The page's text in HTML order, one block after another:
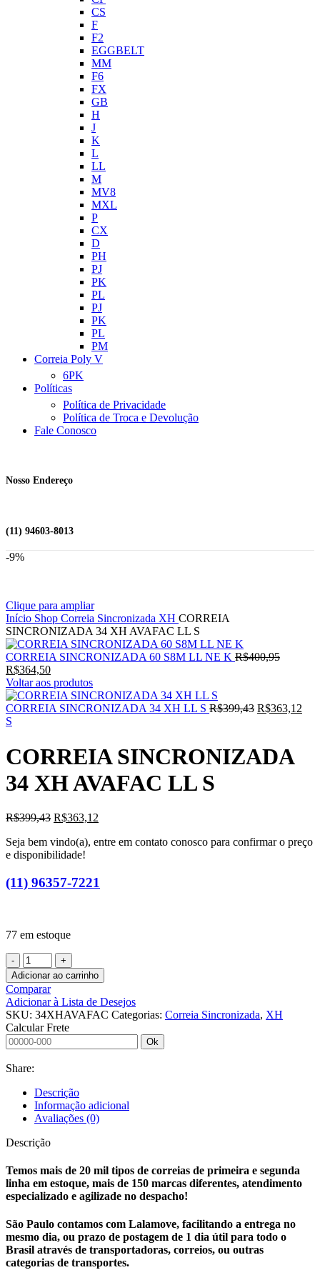
CS
F
F2
EGGBELT
MM
F6
FX
GB
H
J
K
L
LL
M
MV8
MXL
P
CX
D
PH
PJ
PK
PL
PJ
PK
PL
PM
Correia Poly V
6PK
Políticas
Política de Privacidade
Política de Troca e Devolução
Fale Conosco
Nosso Endereço
(11) 94603-8013
-9%
Clique para ampliar
Início Shop Correia Sincronizada XH CORREIA
SINCRONIZADA 34 XH AVAFAC LL S
CORREIA SINCRONIZADA 60 S8M LL NE K R$400,95O
R$364,50O
preço
atual
é:
Voltar aos produtos
CORREIA SINCRONIZADA 34 XH LL S R$399,43 O
era:
R$399,43.
R$363,12
S
CORREIA SINCRONIZADA
34 XH AVAFAC LL S
R$399,43 O
original
era:
R$363,12
atual
Seja bem vindo(a), entre em contato conosco para confirmar o preço
e disponibilidade!
(11) 96357-7221
77 em estoque
CORREIA
SINCRONIZADA
34
XH
AVAFAC
LL
S
quantidade
Adicionar ao carrinho
Comparar
Adicionar à Lista de Desejos
SKU: 34XHAVAFAC Categorias: Correia Sincronizada, XH
Calcular Frete
Ok
Share:
Descrição
Informação adicional
Avaliações (0)
Descrição
Temos mais de 20 mil tipos de correias de primeira e segunda
linha em estoque, mais de 150 marcas diferentes, atendimento
especializado e agilizade no despacho!
São Paulo contamos com Lalamove, facilitando a entrega no
mesmo dia, ou prazo de postagem de 1 dia útil para todo o
Brasil através de transportadoras, correios, ou outras
categorias de transportes.